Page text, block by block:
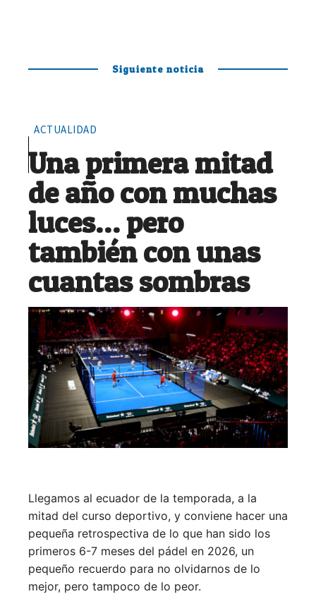
Siguiente noticia
ACTUALIDAD
Una primera mitad
de año con muchas
luces… pero
también con unas
cuantas sombras
Llegamos al ecuador de la temporada, a la
mitad del curso deportivo, y conviene hacer una
pequeña retrospectiva de lo que han sido los
primeros 6-7 meses del pádel en 2026, un
pequeño recuerdo para no olvidarnos de lo
mejor, pero tampoco de lo peor.